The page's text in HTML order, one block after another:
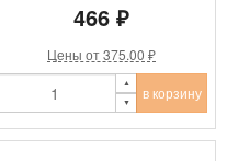
466 ₽
Цены от 375.00 ₽
в корзину